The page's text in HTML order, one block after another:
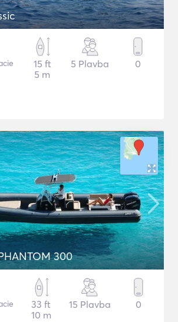
15 ft
5 m
5 Plavba 0
300
33 ft
10 m
15 Plavba 0